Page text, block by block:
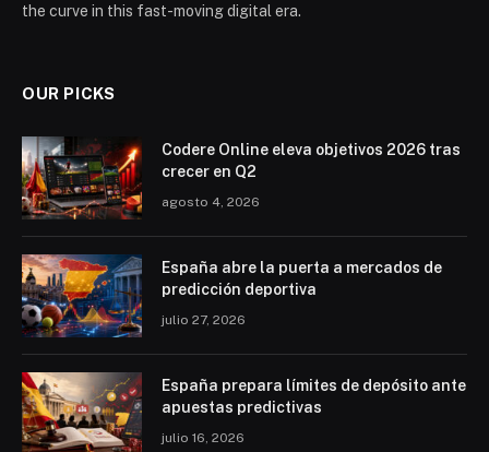
the curve in this fast-moving digital era.
OUR PICKS
Codere Online eleva objetivos 2026 tras
crecer en Q2
agosto 4, 2026
España abre la puerta a mercados de
predicción deportiva
julio 27, 2026
España prepara límites de depósito ante
apuestas predictivas
julio 16, 2026